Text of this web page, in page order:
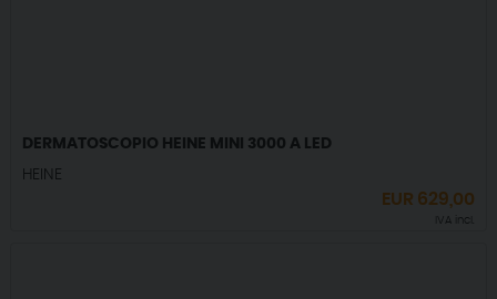
DERMATOSCOPIO HEINE MINI 3000 A LED
HEINE
EUR 629,00
IVA incl.